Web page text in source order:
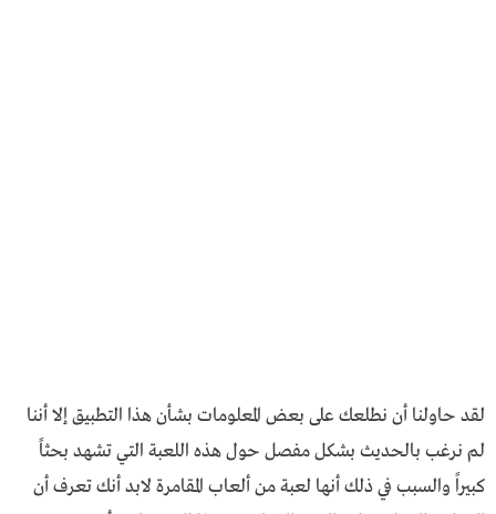
لقد حاولنا أن نطلعك على بعض المعلومات بشأن هذا التطبيق إلا أننا
لم نرغب بالحديث بشكل مفصل حول هذه اللعبة التي تشهد بحثاً
كبيراً والسبب في ذلك أنها لعبة من ألعاب المقامرة لابد أنك تعرف أن